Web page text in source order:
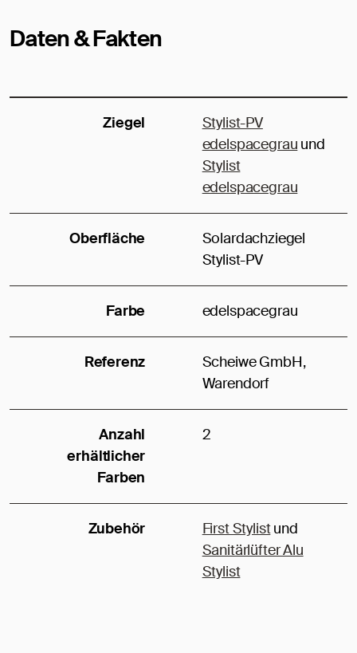
Daten & Fakten
Ziegel
Stylist-PV
edelspacegrau und
Stylist
edelspacegrau
Oberfläche
Solardachziegel
Stylist-PV
Farbe edelspacegrau
Referenz
Scheiwe GmbH,
Warendorf
Anzahl
erhältlicher
Farben
2
Zubehör First Stylistund
Sanitärlüfter Alu
Stylist